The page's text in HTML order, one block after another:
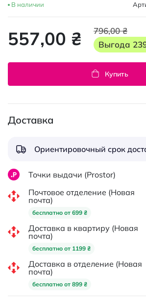
В наличии
557,00 ₴
796,00 ₴
Выгода
Купить
Доставка
Ориентировочный срок
Точки выдачи (Prostor)
Почтовое отделение (Новая
почта)
бесплатно от 699 ₴
Доставка в квартиру (Новая
почта)
бесплатно от 1199 ₴
Доставка в отделение (Новая
почта)
бесплатно от 899 ₴